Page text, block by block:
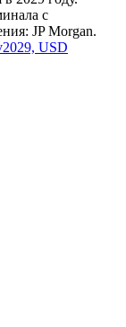
10.5% на
с
JP Morgan.
USD